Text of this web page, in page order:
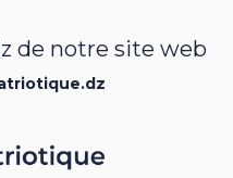
de notre site web